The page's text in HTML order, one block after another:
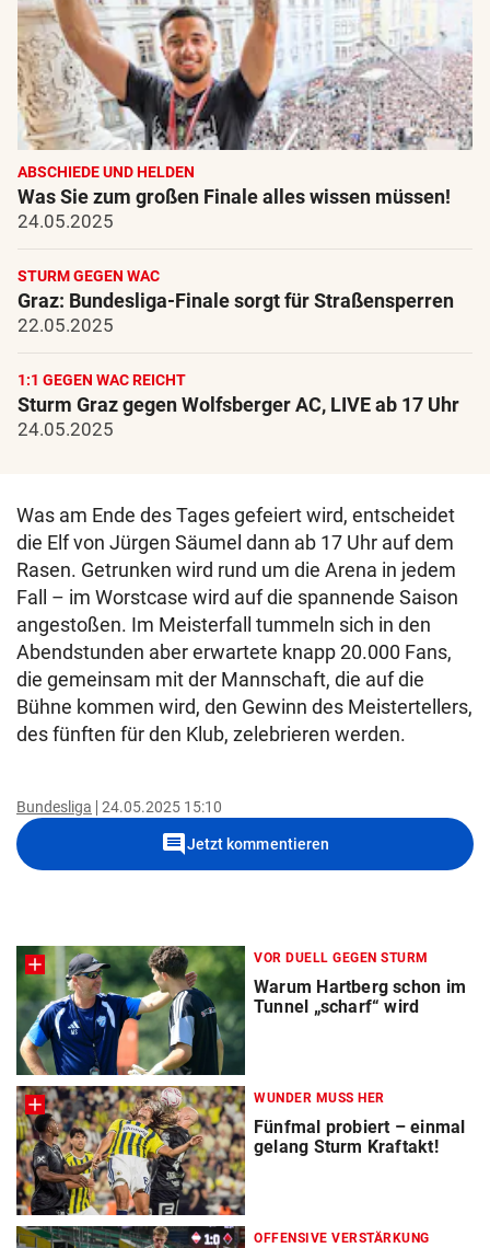
ABSCHIEDE UND HELDEN
Was Sie zum großen Finale alles wissen müssen!
24.05.2025
STURM GEGEN WAC
Graz: Bundesliga-Finale sorgt für Straßensperren
22.05.2025
1:1 GEGEN WAC REICHT
Sturm Graz gegen Wolfsberger AC, LIVE ab 17 Uhr
24.05.2025
Was am Ende des Tages gefeiert wird, entscheidet
die Elf von Jürgen Säumel dann ab 17 Uhr auf dem
Rasen. Getrunken wird rund um die Arena in jedem
Fall – im Worstcase wird auf die spannende Saison
angestoßen. Im Meisterfall tummeln sich in den
Abendstunden aber erwartete knapp 20.000 Fans,
die gemeinsam mit der Mannschaft, die auf die
Bühne kommen wird, den Gewinn des Meistertellers,
des fünften für den Klub, zelebrieren werden.
Bundesliga 24.05.2025 15:10
commentJetzt kommentieren
VOR DUELL GEGEN STURM
Warum Hartberg schon im
Tunnel „scharf“ wird
WUNDER MUSS HER
Fünfmal probiert – einmal
gelang Sturm Kraftakt!
OFFENSIVE VERSTÄRKUNG